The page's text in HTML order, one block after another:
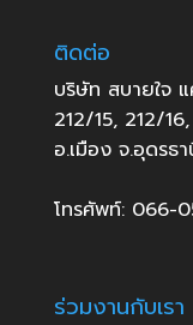
ติดต่อ
บริษัท สบายใจ
212/15, 212/
อ.เมือง จ.อุดรธ
โทรศัพท์: 066-
ร่วมงานกับเรา